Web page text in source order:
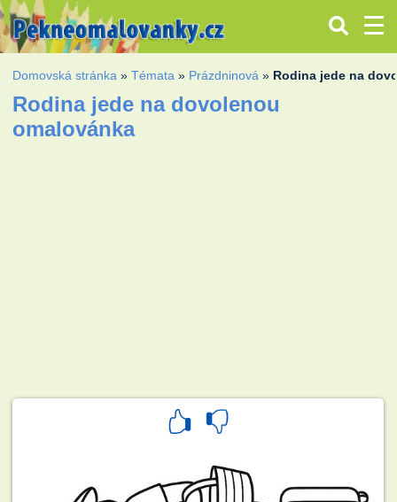
Domovská stránka »Témata » Prázdninová » Rodina jede na
Rodina jede na dovolenou
omalovánka